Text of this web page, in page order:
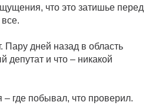
что это затишье перед
Пару дней назад в область
депутат и что – никакой
где побывал, что проверил.